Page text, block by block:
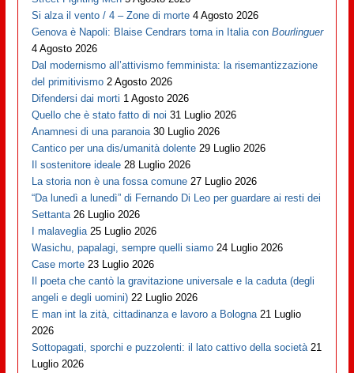
Si alza il vento / 4 – Zone di morte 4 Agosto 2026
Genova è Napoli: Blaise Cendrars torna in Italia conBourlinguer
4 Agosto 2026
Dal modernismo all’attivismo femminista: la risemantizzazione
del primitivismo 2 Agosto 2026
Difendersi dai morti 1 Agosto 2026
Quello che è stato fatto di noi 31 Luglio 2026
Anamnesi di una paranoia 30 Luglio 2026
Cantico per una dis/umanità dolente 29 Luglio 2026
Il sostenitore ideale 28 Luglio 2026
La storia non è una fossa comune 27 Luglio 2026
“Da lunedì a lunedì” di Fernando Di Leo per guardare ai resti dei
Settanta 26 Luglio 2026
I malaveglia 25 Luglio 2026
Wasichu, papalagi, sempre quelli siamo 24 Luglio 2026
Case morte 23 Luglio 2026
Il poeta che cantò la gravitazione universale e la caduta (degli
angeli e degli uomini) 22 Luglio 2026
E man int la zità, cittadinanza e lavoro a Bologna 21 Luglio
2026
Sottopagati, sporchi e puzzolenti: il lato cattivo della società 21
Luglio 2026